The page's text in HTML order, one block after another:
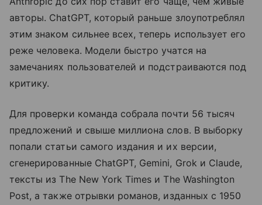
авторы. ChatGPT, который раньше злоупотреблял
этим знаком сильнее всех, теперь использует его
реже человека. Модели быстро учатся на
замечаниях пользователей и подстраиваются под
критику.
Для проверки команда собрала почти 56 тысяч
предложений и свыше миллиона слов. В выборку
попали статьи самого издания и их версии,
сгенерированные ChatGPT, Gemini, Grok и Claude,
тексты из The New York Times и The Washington
Post, а также отрывки романов, изданных с 1950